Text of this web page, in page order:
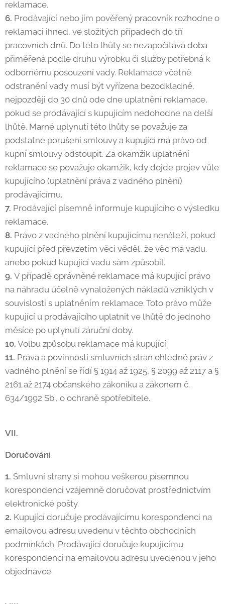
reklamace.
6. Prodávající nebo jím pověřený pracovník rozhodne o
reklamaci ihned, ve složitých případech do tří
pracovních dnů. Do této lhůty se nezapočítává doba
přiměřená podle druhu výrobku či služby potřebná k
odbornému posouzení vady. Reklamace včetně
odstranění vady musí být vyřízena bezodkladně,
nejpozději do 30 dnů ode dne uplatnění reklamace,
pokud se prodávající s kupujícím nedohodne na delší
lhůtě. Marné uplynutí této lhůty se považuje za
podstatné porušení smlouvy a kupující má právo od
kupní smlouvy odstoupit. Za okamžik uplatnění
reklamace se považuje okamžik, kdy dojde projev vůle
kupujícího (uplatnění práva z vadného plnění)
prodávajícímu.
7. Prodávající písemně informuje kupujícího o výsledku
reklamace.
8. Právo z vadného plnění kupujícímu nenáleží, pokud
kupující před převzetím věci věděl, že věc má vadu,
anebo pokud kupující vadu sám způsobil.
9. V případě oprávněné reklamace má kupující právo
na náhradu účelně vynaložených nákladů vzniklých v
souvislosti s uplatněním reklamace. Toto právo může
kupující u prodávajícího uplatnit ve lhůtě do jednoho
měsíce po uplynutí záruční doby.
10. Volbu způsobu reklamace má kupující.
11. Práva a povinnosti smluvních stran ohledně práv z
vadného plnění se řídí § 1914 až 1925, § 2099 až 2117 a §
2161 až 2174 občanského zákoníku a zákonem č.
634/1992 Sb., o ochraně spotřebitele.
VII.
Doručování
1. Smluvní strany si mohou veškerou písemnou
korespondenci vzájemně doručovat prostřednictvím
elektronické pošty.
2. Kupující doručuje prodávajícímu korespondenci na
emailovou adresu uvedenu v těchto obchodních
podmínkách. Prodávající doručuje kupujícímu
korespondenci na emailovou adresu uvedenou v jeho
objednávce.